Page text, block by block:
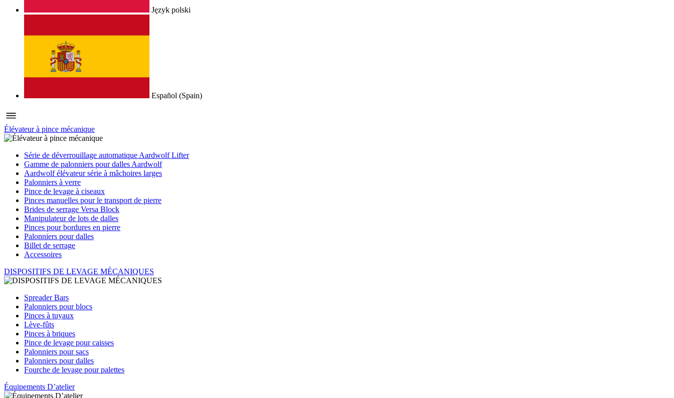
Język polski
Español (Spain)
Élévateur à pince mécanique
Série de déverrouillage automatique Aardwolf Lifter
Gamme de palonniers pour dalles Aardwolf
Aardwolf élévateur série à mâchoires larges
Palonniers à verre
Pince de levage à ciseaux
Pinces manuelles pour le transport de pierre
Brides de serrage Versa Block
Manipulateur de lots de dalles
Pinces pour bordures en pierre
Palonniers pour dalles
Billet de serrage
Accessoires
DISPOSITIFS DE LEVAGE MÉCANIQUES
Spreader Bars
Palonniers pour blocs
Pinces à tuyaux
Lève-fûts
Pinces à briques
Pince de levage pour caisses
Palonniers pour sacs
Palonniers pour dalles
Fourche de levage pour palettes
Équipements D’atelier